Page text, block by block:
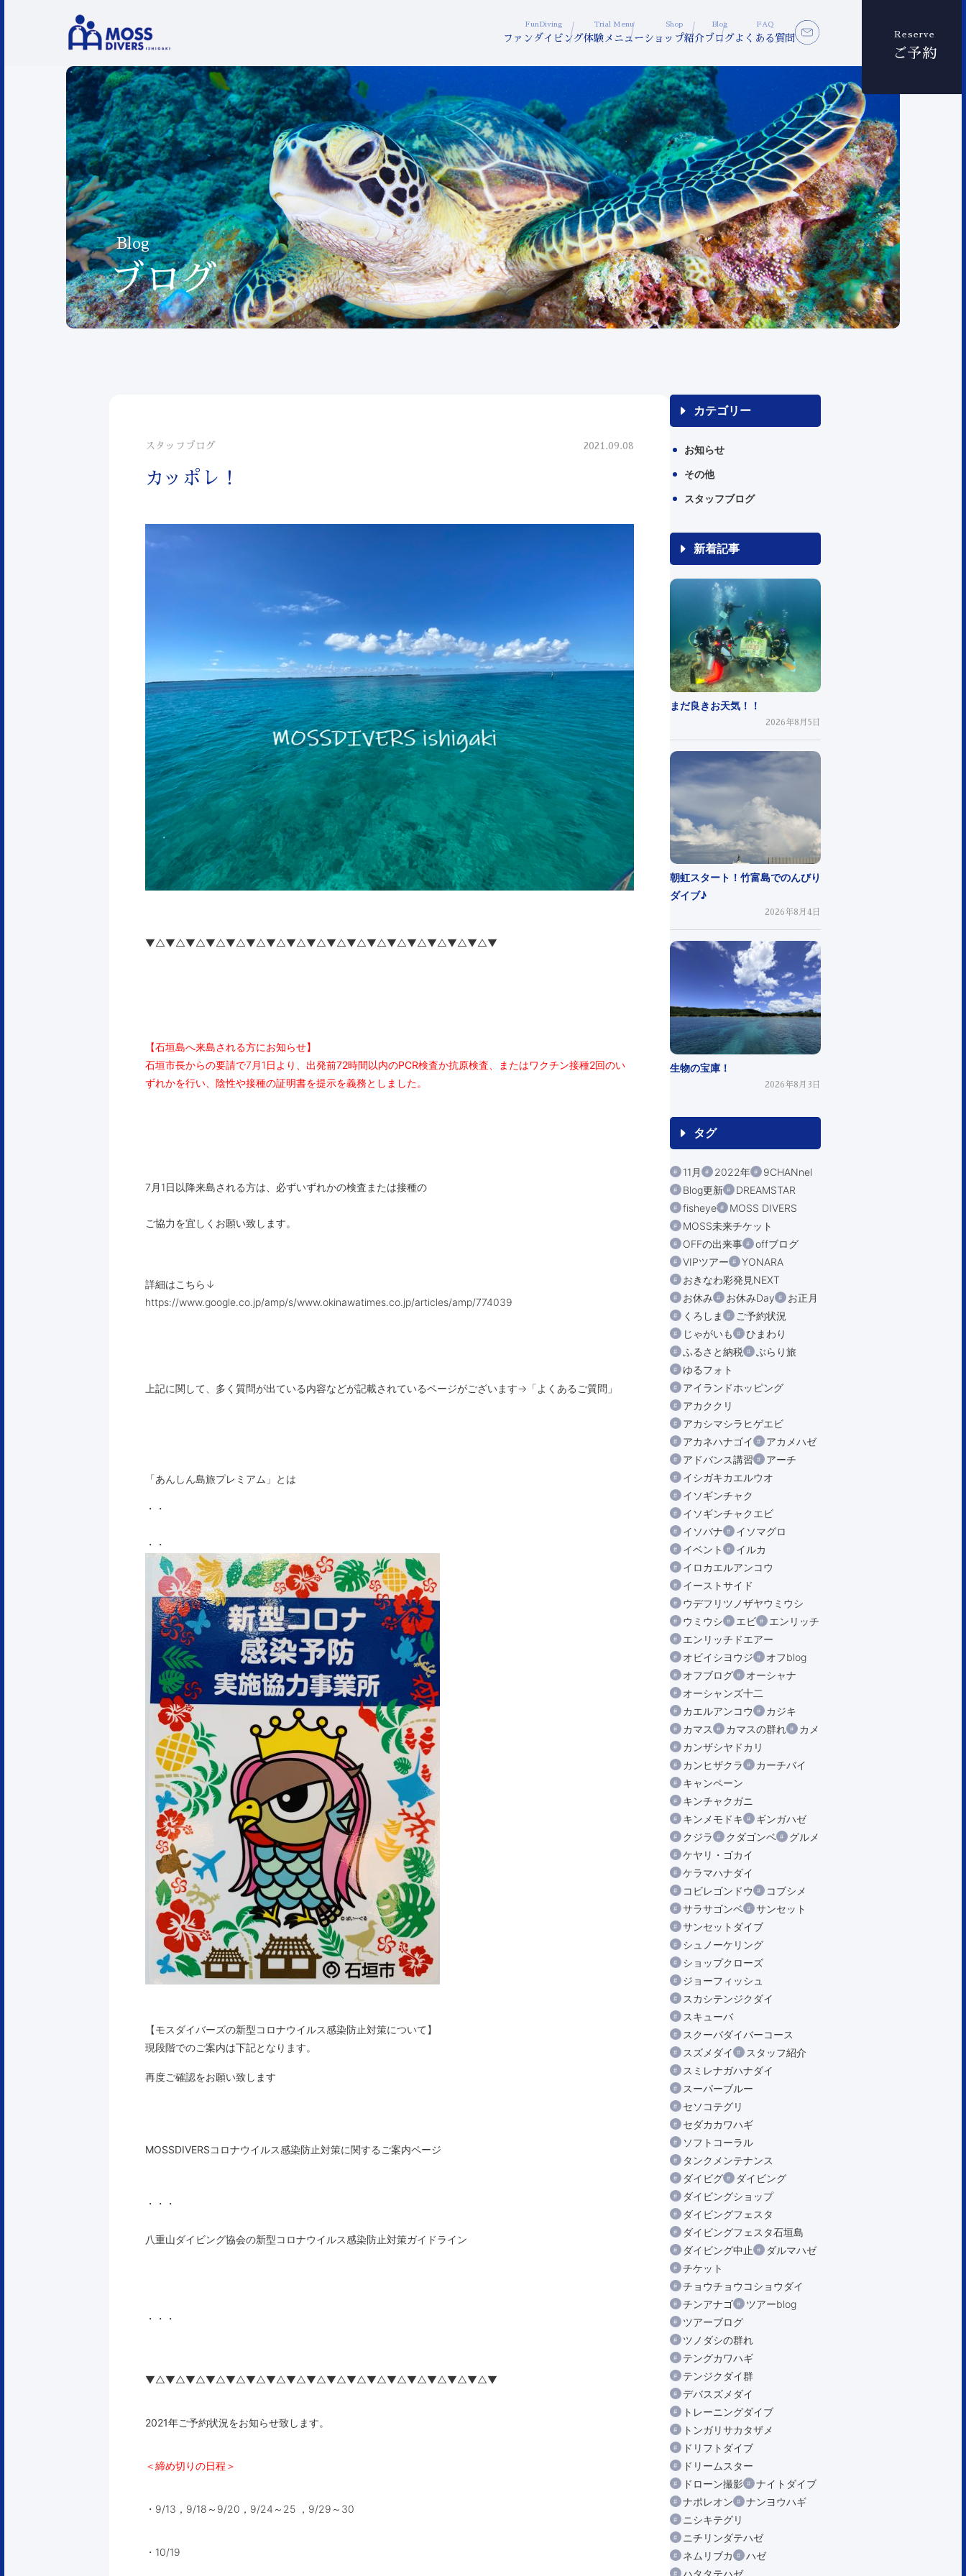
FunDiving
ファンダイビング
Trial Menu
体験メニュー
Shop
ショップ紹介
Blog
ブログ
FAQ
よくある質問 Reserve
ご予約
Blog
ブログ
スタッフブログ 2021.09.08
カッポレ！
▼△▼△▼△▼△▼△▼△▼△▼△▼△▼△▼△▼△▼△▼△▼△▼△▼△▼
【石垣島へ来島される方にお知らせ】
石垣市長からの要請で7月1日より、出発前72時間以内のPCR検査か抗原検査 、またはワクチン接種2回のい
ずれかを行い、陰性や接種の証明書を提示を義務としました。
7月1日以降来島される方は、必ずいずれかの検査または接種の
ご協力を宜しくお願い致します。
詳細はこちら↓
https://www.google.co.jp/amp/s/www.okinawatimes.co.jp/articles/amp/774039
上記に関して、多く質問が出ている内容などが記載されているページがございます→ 「よくあるご質問」
「あんしん島旅プレミアム」とは
・・
・・
【モスダイバーズの新型コロナウイルス感染防止対策について】
現段階でのご案内は下記となります。
再度ご確認をお願い致します
MOSSDIVERSコロナウイルス感染防止対策に関するご案内ページ
・・・
八重山ダイビング協会の新型コロナウイルス感染防止対策ガイドライン
・・・
▼△▼△▼△▼△▼△▼△▼△▼△▼△▼△▼△▼△▼△▼△▼△▼△▼△▼
2021年ご予約状況をお知らせ致します。
＜締め切りの日程＞
・9/13，9/18～9/20，9/24～25 ，9/29～30
・10/19
カテゴリー
お知らせ
その他
スタッフブログ
新着記事
まだ良きお天気！！
2026年8月5日
朝虹スタート！竹富島でのんびり
ダイブ♪
2026年8月4日
生物の宝庫！
2026年8月3日
タグ
11月 2022年
9CHANnel
Blog更新
DREAMSTAR
fisheye
MOSS DIVERS
MOSS未来チケット
OFFの出来事
offブログ
VIPツアー
YONARA
おきなわ彩発見NEXT
お休み
お休みDay
お正月
くろしま
ご予約状況
じゃがいも
ひまわり
ふるさと納税
ぶらり旅
ゆるフォト
アイランドホッピング
アカククリ
アカシマシラヒゲエビ
アカネハナゴイ
アカメハゼ
アドバンス講習
アーチ
イシガキカエルウオ
イソギンチャク
イソギンチャクエビ
イソバナ
イソマグロ
イベント
イルカ
イロカエルアンコウ
イーストサイド
ウデフリツノザヤウミウシ
ウミウシ
エビ
エンリッチ
エンリッチドエアー
オビイシヨウジ
オフblog
オフブログ
オーシャナ
オーシャンズ十二
カエルアンコウ
カジキ
カマス
カマスの群れ
カメ
カンザシヤドカリ
カンヒザクラ
カーチバイ
キャンペーン
キンチャクガニ
キンメモドキ
ギンガハゼ
クジラ
クダゴンベ
グルメ
ケヤリ・ゴカイ
ケラマハナダイ
コビレゴンドウ
コブシメ
サラサゴンベ
サンセット
サンセットダイブ
シュノーケリング
ショップクローズ
ジョーフィッシュ
スカシテンジクダイ
スキューバ
スクーバダイバーコース
スズメダイ
スタッフ紹介
スミレナガハナダイ
スーパーブルー
セソコテグリ
セダカカワハギ
ソフトコーラル
タンクメンテナンス
ダイビグ
ダイビング
ダイビングショップ
ダイビングフェスタ
ダイビングフェスタ石垣島
ダイビング中止
ダルマハゼ
チケット
チョウチョウコショウダイ
チンアナゴ
ツアーblog
ツアーブログ
ツノダシの群れ
テングカワハギ
テンジクダイ群
デバスズメダイ
トレーニングダイブ
トンガリサカタザメ
ドリフトダイブ
ドリームスター
ドローン撮影
ナイトダイブ
ナポレオン
ナンヨウハギ
ニシキテグリ
ニチリンダテハゼ
ネムリブカ
ハゼ
ハタタテハゼ